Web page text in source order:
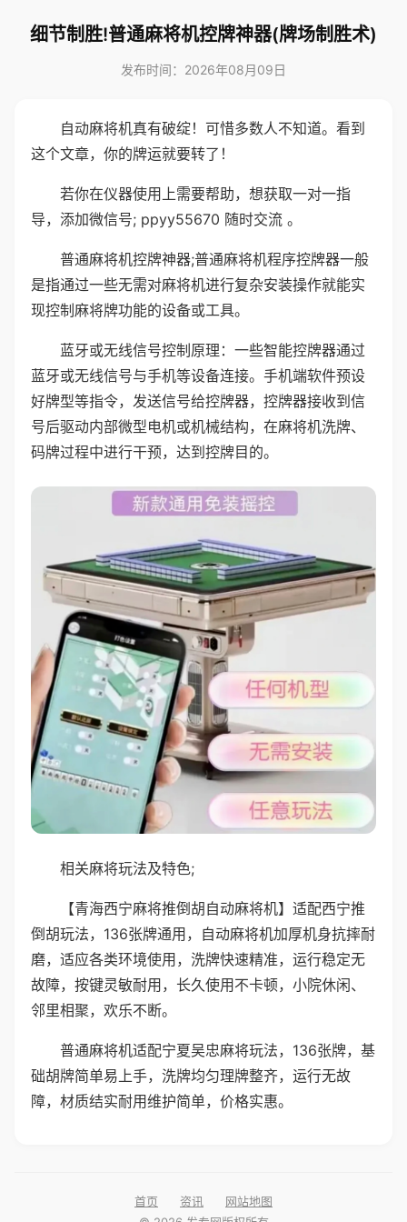
细节制胜!普通麻将机控牌神器(牌场制胜术)
发布时间：2026年08月09日
自动麻将机真有破绽！可惜多数人不知道。看到
这个文章，你的牌运就要转了！
若你在仪器使用上需要帮助，想获取一对一指
导，添加微信号; ppyy55670 随时交流 。
普通麻将机控牌神器;普通麻将机程序控牌器一般
是指通过一些无需对麻将机进行复杂安装操作就能实
现控制麻将牌功能的设备或工具。
蓝牙或无线信号控制原理：一些智能控牌器通过
蓝牙或无线信号与手机等设备连接。手机端软件预设
好牌型等指令，发送信号给控牌器，控牌器接收到信
号后驱动内部微型电机或机械结构，在麻将机洗牌、
码牌过程中进行干预，达到控牌目的。
相关麻将玩法及特色;
【青海西宁麻将推倒胡自动麻将机】适配西宁推
倒胡玩法，136张牌通用，自动麻将机加厚机身抗摔耐
磨，适应各类环境使用，洗牌快速精准，运行稳定无
故障，按键灵敏耐用，长久使用不卡顿，小院休闲、
邻里相聚，欢乐不断。
普通麻将机适配宁夏吴忠麻将玩法，136张牌，基
础胡牌简单易上手，洗牌均匀理牌整齐，运行无故
障，材质结实耐用维护简单，价格实惠。
首页 资讯
网站地图